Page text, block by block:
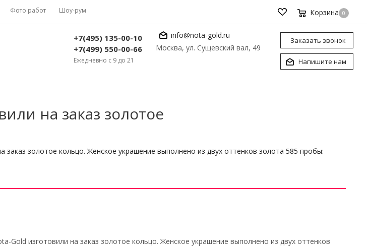
Фото работ Шоу-рум Корзина 0
+7(495) 135-00-10
+7(499) 550-00-66
Ежедневно с 9 до 21
info@nota-gold.ru
Москва, ул. Сущевский вал, 49
Заказать звонок
Напишите нам
на заказ золотое
золотое кольцо. Женское украшение выполнено из двух оттенков золота 585 пробы:
Gold изготовили на заказ золотое кольцо. Женское украшение выполнено из двух оттенков